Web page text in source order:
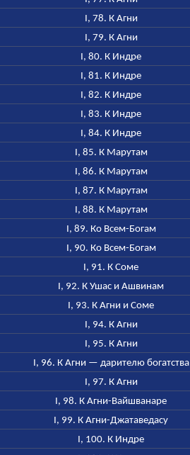
I, 78. К Агни
I, 79. К Агни
I, 80. К Индре
I, 81. К Индре
I, 82. К Индре
I, 83. К Индре
I, 84. К Индре
I, 85. К Марутам
I, 86. К Марутам
I, 87. К Марутам
I, 88. К Марутам
I, 89. Ко Всем-Богам
I, 90. Ко Всем-Богам
I, 91. К Соме
I, 92. К Ушас и Ашвинам
I, 93. К Агни и Соме
I, 94. К Агни
I, 95. К Агни
I, 96. К Агни — дарителю богатства
I, 97. К Агни
I, 98. К Агни-Вайшванаре
I, 99. К Агни-Джатаведасу
I, 100. К Индре